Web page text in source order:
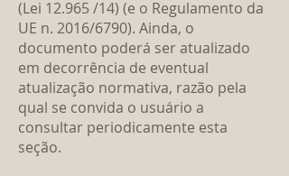
(Lei 12.965 /14) (e o Regulamento da
UE n. 2016/6790). Ainda, o
documento poderá ser atualizado
em decorrência de eventual
atualização normativa, razão pela
qual se convida o usuário a
consultar periodicamente esta
seção.